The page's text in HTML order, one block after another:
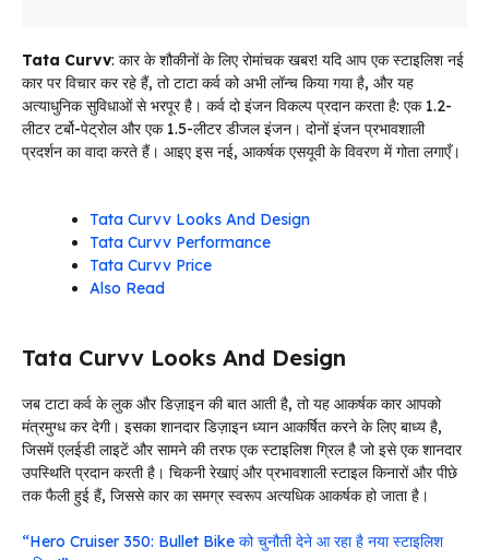
Tata Curvv: कार के शौकीनों के लिए रोमांचक खबर! यदि आप एक स्टाइलिश नई
कार पर विचार कर रहे हैं, तो टाटा कर्व को अभी लॉन्च किया गया है, और यह
अत्याधुनिक सुविधाओं से भरपूर है। कर्व दो इंजन विकल्प प्रदान करता है: एक 1.2-
लीटर टर्बो-पेट्रोल और एक 1.5-लीटर डीजल इंजन। दोनों इंजन प्रभावशाली
प्रदर्शन का वादा करते हैं। आइए इस नई, आकर्षक एसयूवी के विवरण में गोता लगाएँ।
Tata Curvv Looks And Design
Tata Curvv Performance
Tata Curvv Price
Also Read
Tata Curvv Looks And Design
जब टाटा कर्व के लुक और डिज़ाइन की बात आती है, तो यह आकर्षक कार आपको
मंत्रमुग्ध कर देगी। इसका शानदार डिज़ाइन ध्यान आकर्षित करने के लिए बाध्य है,
जिसमें एलईडी लाइटें और सामने की तरफ एक स्टाइलिश ग्रिल है जो इसे एक शानदार
उपस्थिति प्रदान करती है। चिकनी रेखाएं और प्रभावशाली स्टाइल किनारों और पीछे
तक फैली हुई हैं, जिससे कार का समग्र स्वरूप अत्यधिक आकर्षक हो जाता है।
“Hero Cruiser 350: Bullet Bike को चुनौती देने आ रहा है नया स्टाइलिश